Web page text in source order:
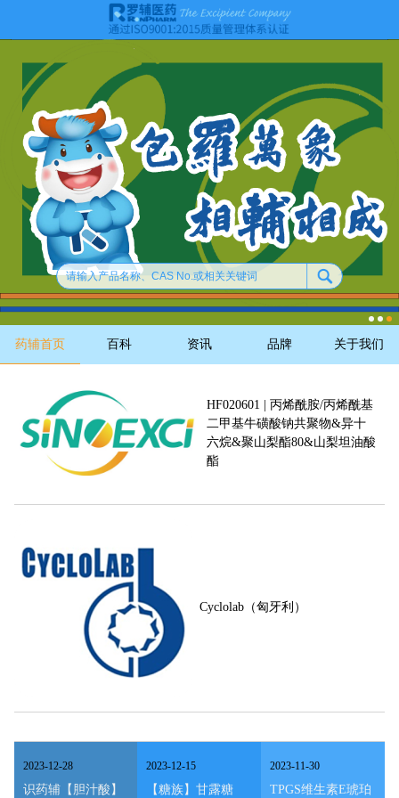
药辅首页 百科 资讯 品牌 关于我们
HF020601 | 丙烯酰胺/丙烯酰基
二甲基牛磺酸钠共聚物&异十
六烷&聚山梨酯80&山梨坦油酸
酯
Cyclolab（匈牙利）
识药辅【胆汁酸】
2023-12-28
【糖族】甘露糖
2023-12-15
TPGS维生素E琥珀
2023-11-30